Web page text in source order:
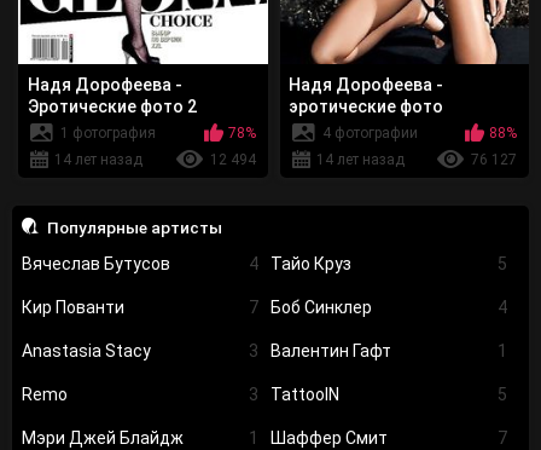
Популярные артисты
Вячеслав Бутусов
4 Тайо Круз 5
Кир Пованти 7 Боб Синклер 4
Anastasia Stacy 3 Валентин Гафт 1
Remo 3 TattooIN 5
Мэри Джей Блайдж 1 Шаффер Смит 7
Надя Дорофеева -
Эротические фото 2
1 фотография
78%
14 лет назад
12 494
Надя Дорофеева -
эротические фото
4 фотографии
88%
14 лет назад
76 127